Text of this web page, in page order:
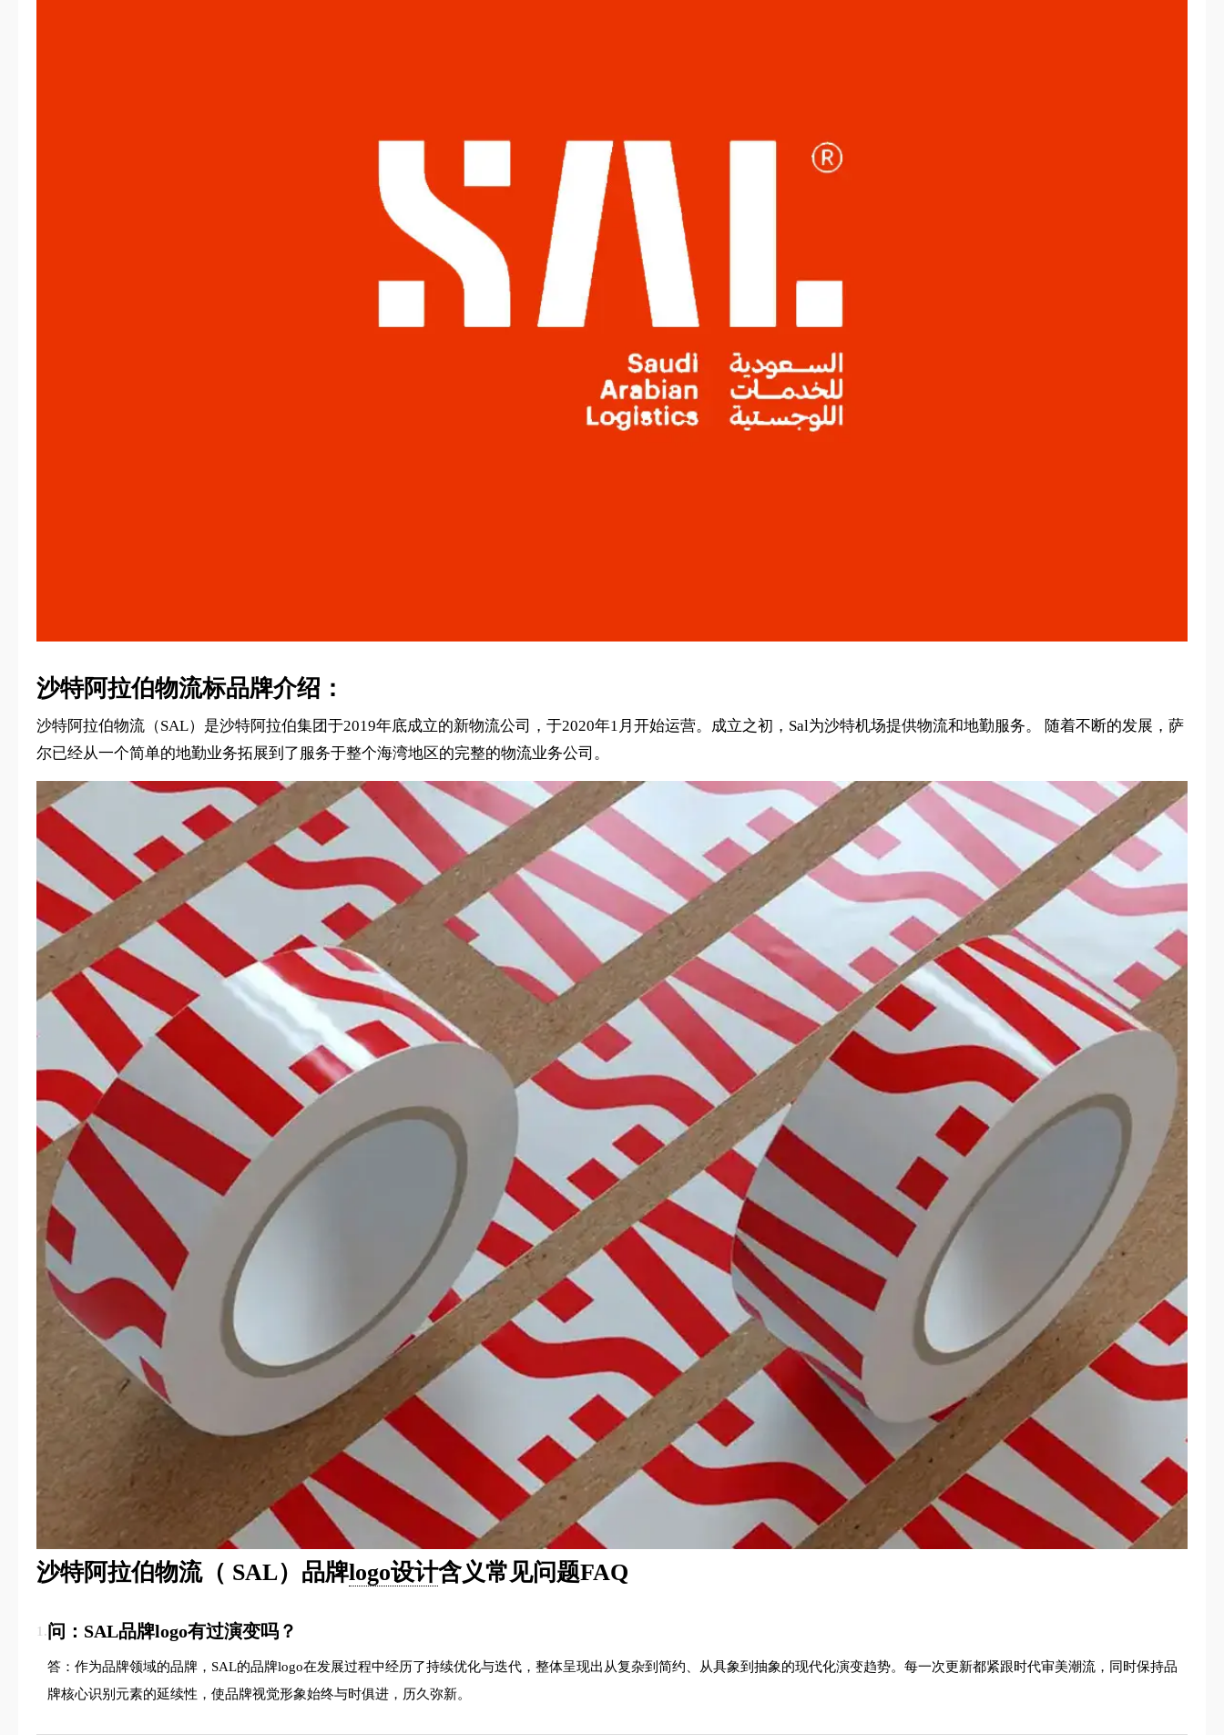
沙特阿拉伯物流标品牌介绍：
沙特阿拉伯物流（SAL）是沙特阿拉伯集团于2019年底成立的新物流公司，于2020年1月开始运营。成立之初，Sal为沙特机场提供物流和地勤服务。 随着不断的发展，萨
尔已经从一个简单的地勤业务拓展到了服务于整个海湾地区的完整的物流业务公司。
沙特阿拉伯物流（ SAL）品牌logo设计含义常见问题FAQ
1.问：SAL品牌logo有过演变吗？
答：作为品牌领域的品牌，SAL的品牌logo在发展过程中经历了持续优化与迭代，整体呈现出从复杂到简约、从具象到抽象的现代化演变趋势。每一次更新都紧跟时代审美潮流，同时保持品
牌核心识别元素的延续性，使品牌视觉形象始终与时俱进，历久弥新。